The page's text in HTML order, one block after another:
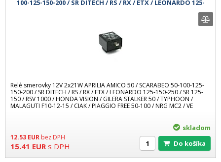
100-125-150-200 / SR DITECH / RS / RX / ETX / LEONARDO 125-
Relé smerovky 12V 2x21W APRILIA AMICO 50 / SCARABEO 50-100-125-
150-200 / SR DITECH / RS / RX / ETX / LEONARDO 125-150-250 / SR 125-
150 / RSV 1000 / HONDA VISION / GILERA STALKER 50 / TYPHOON /
MALAGUTI F10-12-15 / CIAK / PIAGGIO FREE 50-100 / NRG MC2 / VE
12.53 EUR bez DPH
15.41 EUR s DPH
skladom
Do košíka